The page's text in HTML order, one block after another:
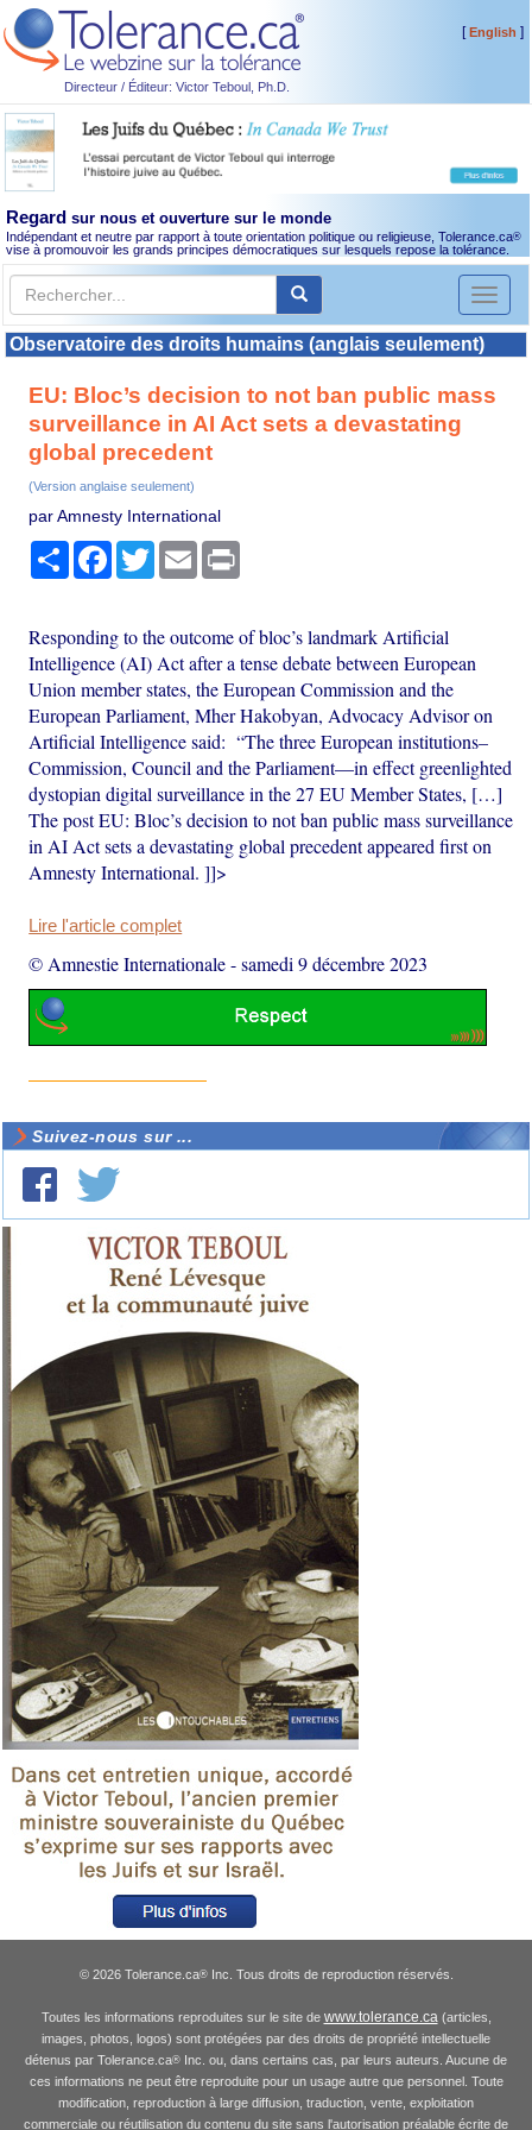
Directeur / Éditeur: Victor Teboul, Ph.D.
[English ]
Regard sur nous et ouverture sur le monde
Indépendant et neutre par rapport à toute orientation politique ou religieuse, Tolerance.ca®
vise à promouvoir les grands principes démocratiques sur lesquels repose la tolérance.
Toggle
Observatoire des droits humains (anglais seulement)
EU: Bloc’s decision to not ban public mass
surveillance in AI Act sets a devastating
global precedent
(Version anglaise seulement)
par Amnesty International
PartagerFacebook
TwitterEmail
Responding to the outcome of bloc’s landmark Artificial
Intelligence (AI) Act after a tense debate between European
Union member states, the European Commission and the
European Parliament, Mher Hakobyan, Advocacy Advisor on
Artificial Intelligence said: “The three European institutions–
Commission, Council and the Parliament—in effect greenlighted
dystopian digital surveillance in the 27 EU Member States, […]
The post EU: Bloc’s decision to not ban public mass surveillance
in AI Act sets a devastating global precedent appeared first on
Amnesty International. ]]>
Lire l'article complet
© Amnestie Internationale-samedi 9 décembre 2023
Suivez-nous sur ...
© 2026 Tolerance.ca®Inc. Tous droits de reproduction réservés.
Toutes les informations reproduites sur le site de www.tolerance.ca (articles,
images, photos, logos) sont protégées par des droits de propriété intellectuelle
détenus par Tolerance.ca® Inc. ou, dans certains cas, par leurs auteurs. Aucune de
ces informations ne peut être reproduite pour un usage autre que personnel. Toute
modification, reproduction à large diffusion, traduction, vente, exploitation
commerciale ou réutilisation du contenu du site sans l'autorisation préalable écrite de